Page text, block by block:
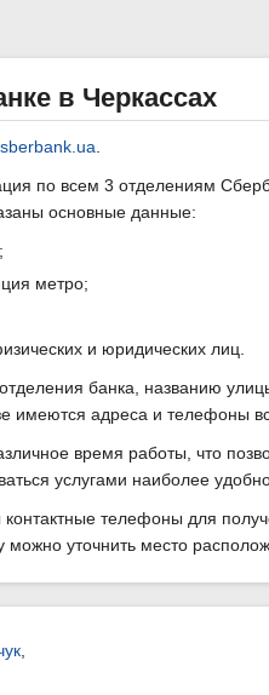
в Черкассах
sberbank.ua
по всем 3 отделениям
основные данные:
метро;
и юридических лиц.
банка, названию
имеются адреса и телефоны
время работы, что
услугами наиболее
телефоны для
можно уточнить место